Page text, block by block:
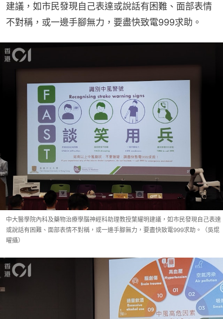
建議，如市民發現自己表達或說話有困難、面部表情
不對稱，或一邊手腳無力，要盡快致電999求助。
中大醫學院內科及藥物治療學腦神經科助理教授葉耀明建議，如市民發現自己表達
或說話有困難、面部表情不對稱，或一邊手腳無力，要盡快致電999求助。（吳焜
曜攝）